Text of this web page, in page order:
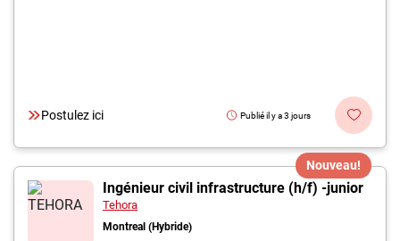
Postulez ici Publié il y a 3 jours
Nouveau!
Ingénieur civil infrastructure (h/f) -junior
Tehora
Montreal (Hybride)